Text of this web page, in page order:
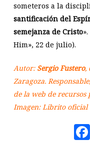
someteros a la
santificación del
semejanza de Cristo
Him», 22 de julio).
Autor: Sergio Fustero,
Zaragoza.
de la web de recursos
Imagen: Librito oficial